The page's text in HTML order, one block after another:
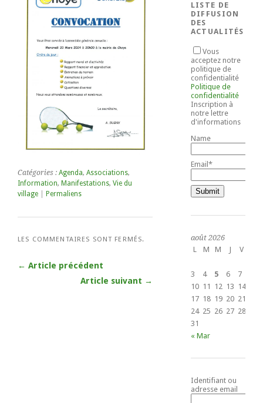
Catégories : Agenda, Associations,
Information, Manifestations, Vie du
village
Permaliens
LES COMMENTAIRES SONT FERMÉS.
← Article précédent
Article suivant →
LISTE DE
DIFFUSION
DES
ACTUALITÉS
Vous
acceptez notre
politique de
confidentialité
Politique de
confidentialité
Inscription à
notre lettre
d'informations
Name
Email*
août 2026
L
M M J V
3
4 5 6 7
10 11 12 13 14
17 18 19 20 21
24 25 26 27 28
31
« Mar
Identifiant ou
adresse email